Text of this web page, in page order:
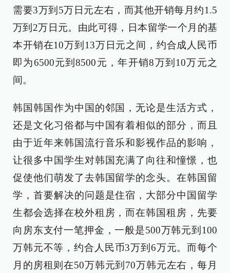
需要3万到5万日元左右，而其他开销每月约1.5
万到2万日元。由此可得，日本留学一个月的基
本开销在10万到13万日元之间，约合成人民币
即为6500元到8500元，年开销8万到10万元之
间。
韩国韩国作为中国的邻国，无论是生活方式，
还是文化习俗都与中国有着相似的部分，而且
由于近年来韩国流行音乐和影视作品的影响，
让很多中国学生对韩国充满了向往和憧憬，也
促使他们萌发了去韩国留学的念头。在韩国留
学，首要解决的问题是住宿，大部分中国留学
生都会选择在校外租房，而在韩国租房，先要
向房东支付一笔押金，一般是500万韩元到100
万韩元不等，约合人民币3万到6万元。而每个
月的房租则在50万韩元到70万韩元左右，每月